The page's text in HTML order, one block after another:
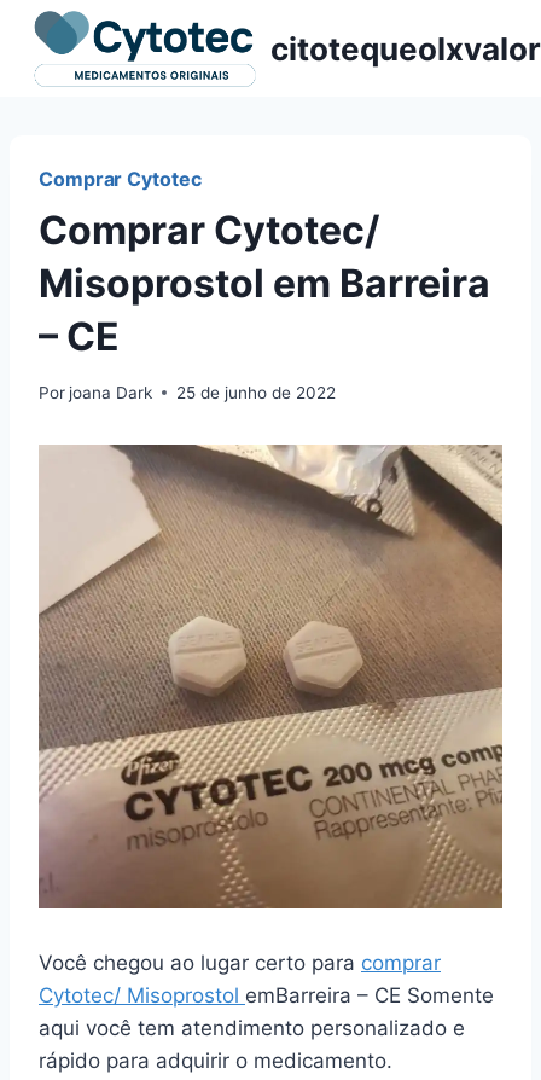
Pular
para
citotequeolxvalor
Comprar Cytotec
Comprar Cytotec/
Misoprostol em Barreira
– CE
Por joana Dark 25 de junho de 2022
Você chegou ao lugar certo para comprar
Cytotec/ Misoprostol emBarreira – CE Somente
aqui você tem atendimento personalizado e
rápido para adquirir o medicamento.